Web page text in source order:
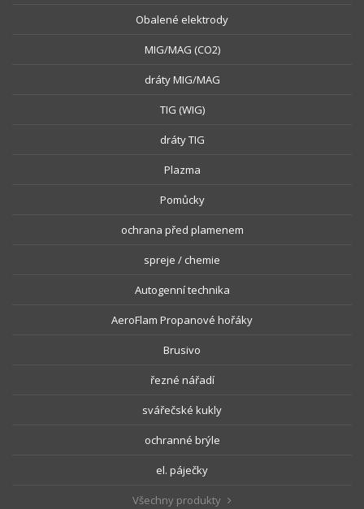
Obalené elektrody
MIG/MAG (CO2)
dráty MIG/MAG
TIG (WIG)
dráty TIG
Plazma
Pomůcky
ochrana před plamenem
spreje / chemie
Autogenní technika
AeroFlam Propanové hořáky
Brusivo
řezné nářadí
svářečské kukly
ochranné brýle
el. páječky
Všechny produkty